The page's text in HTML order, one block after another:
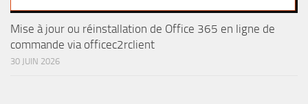
Mise à jour ou réinstallation de Office 365 en ligne de
commande via officec2rclient
30 JUIN 2026